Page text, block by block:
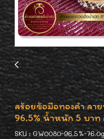
สร้อยข้อมือทองคำ ลา
96.5% น้ำหนัก 5 บาท
SKU : GW0080-96.5%-76.0g